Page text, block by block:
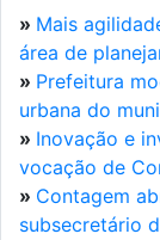
» Mais
área de
» Prefeitura
urbana do
» Inovação e
vocação de
» Contagem
subsecretário